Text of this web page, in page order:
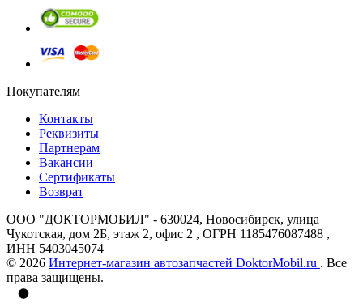
Покупателям
Контакты
Реквизиты
Партнерам
Вакансии
Сертификаты
Возврат
ООО "ДОКТОРМОБИЛ" - 630024, Новосибирск, улица
Чукотская, дом 2Б, этаж 2, офис 2 , ОГРН 1185476087488 ,
ИНН 5403045074
© 2026 Интернет-магазин автозапчастей DoktorMobil.ru . Все
права защищены.